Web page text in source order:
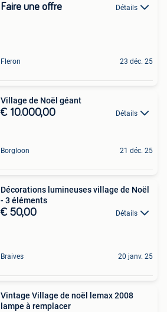
Faire une offre Détails
Fleron 23 déc. 25
Village de Noël géant
€ 10.000,00 Détails
Borgloon 21 déc. 25
Décorations lumineuses village de Noël
- 3 éléments
€ 50,00 Détails
Braives 20 janv. 25
Vintage Village de noël lemax 2008
lampe à remplacer